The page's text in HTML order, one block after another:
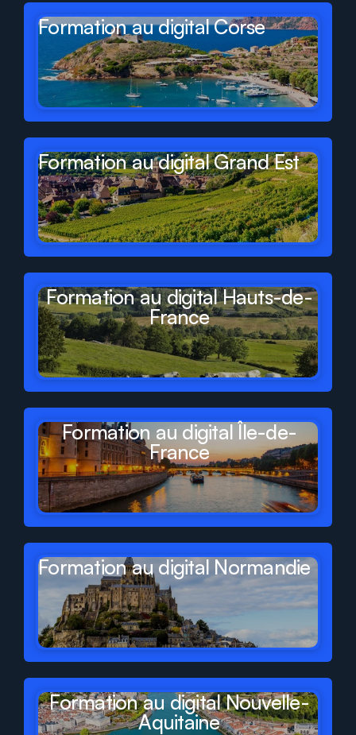
Formation au digital Corse
Formation au digital Grand Est
Formation au digital Hauts-de-
France
Formation au digital Île-de-
France
Formation au digital Normandie
Formation au digital Nouvelle-
Aquitaine